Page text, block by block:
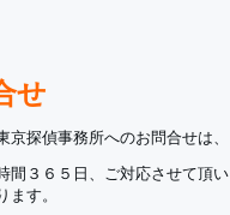
せ
京探偵事務所へのお問合せは、
間３６５日、ご対応させて頂い
ます。